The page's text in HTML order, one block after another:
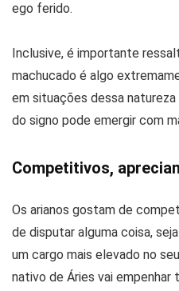
ego ferido.
Inclusive, é importante
machucado é algo
em situações dessa
do signo pode emergir com
Competitivos,
Os arianos gostam de
de disputar alguma coisa,
um cargo mais elevado no
nativo de Áries vai empenhar